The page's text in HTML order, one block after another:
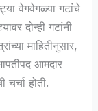
वेगवेगळ्या गटांचे
दोन्ही गटांनी
माहितीनुसार,
आमदार
होती.